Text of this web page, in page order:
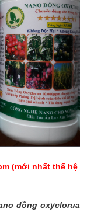
(mới nhất thế hệ
đồng oxyclorua